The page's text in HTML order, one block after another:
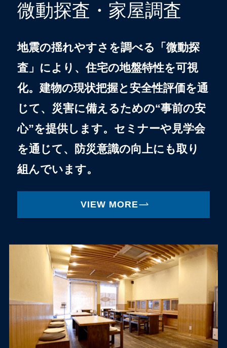
微動探査・家屋調査
地震の揺れやすさを調べる「微動探
査」により、住宅の地盤特性を可視
化。建物の現状把握と安全性評価を通
じて、災害に備えるための“事前の安
心”を提供します。セミナーや見学会
を通じて、防災意識の向上にも取り
組んでいます。
VIEW MORE